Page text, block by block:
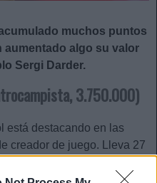
muchos puntos
aumentado algo su valor
Sergi Darder.
3.750.000)
está destacando en las
creador de juego. Lleva 27
goles. Bien es cierto